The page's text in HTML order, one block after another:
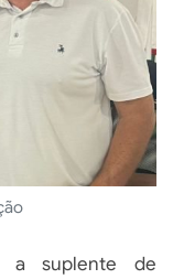
a suplente de